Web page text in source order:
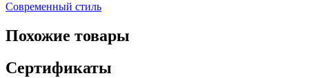
Современный стиль
Похожие товары
Сертификаты